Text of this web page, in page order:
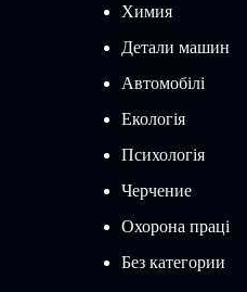
Химия
Детали машин
Автомобілі
Екологія
Психологія
Черчение
Охорона праці
Без категории